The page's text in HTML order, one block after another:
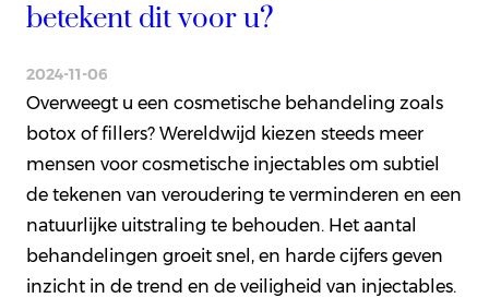
betekent dit voor u?
2024-11-06
Overweegt u een cosmetische behandeling zoals
botox of fillers? Wereldwijd kiezen steeds meer
mensen voor cosmetische injectables om subtiel
de tekenen van veroudering te verminderen en een
natuurlijke uitstraling te behouden. Het aantal
behandelingen groeit snel, en harde cijfers geven
inzicht in de trend en de veiligheid van injectables.